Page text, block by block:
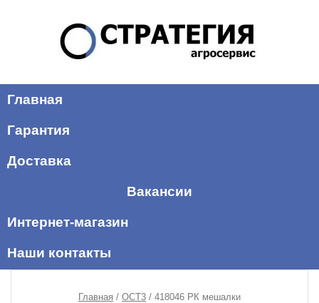
Главная
Гарантия
Доставка
Вакансии
Интернет-магазин
Наши контакты
Главная / ОСТ3 / 418046 РК мешалки